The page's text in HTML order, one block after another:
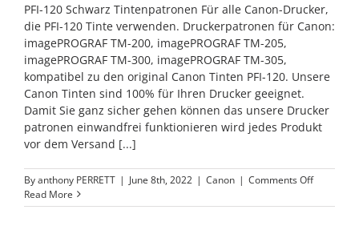
PFI-120 Schwarz Tintenpatronen Für alle Canon-Drucker,
die PFI-120 Tinte verwenden. Druckerpatronen für Canon:
imagePROGRAF TM-200, imagePROGRAF TM-205,
imagePROGRAF TM-300, imagePROGRAF TM-305,
kompatibel zu den original Canon Tinten PFI-120. Unsere
Canon Tinten sind 100% für Ihren Drucker geeignet.
Damit Sie ganz sicher gehen können das unsere Drucker
patronen einwandfrei funktionieren wird jedes Produkt
vor dem Versand [...]
Byanthony PERRETT | June 8th, 2022 | Canon | Comments Offon
120
Read More